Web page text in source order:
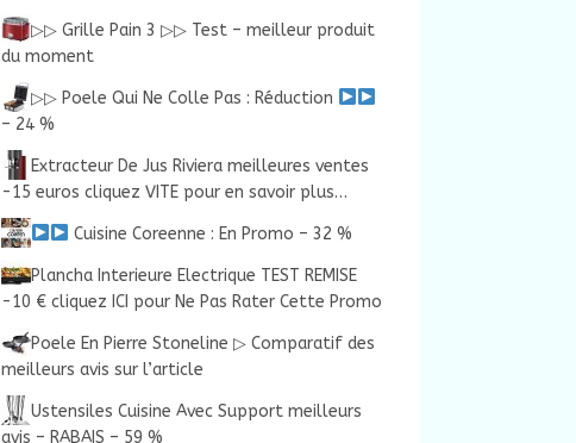
▷▷ Grille Pain 3 ▷▷ Test – meilleur produit
du moment
▷▷ Poele Qui Ne Colle Pas : Réduction
– 24 %
Extracteur De Jus Riviera meilleures ventes
-15 euros cliquez VITE pour en savoir plus…
Cuisine Coreenne : En Promo – 32 %
Plancha Interieure Electrique TEST REMISE
-10 € cliquez ICI pour Ne Pas Rater Cette Promo
Poele En Pierre Stoneline ▷ Comparatif des
meilleurs avis sur l’article
Ustensiles Cuisine Avec Support meilleurs
avis – RABAIS – 59 %